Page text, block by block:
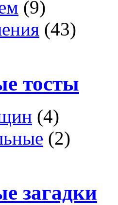
(9)
(43)
тосты
(4)
(2)
загадки